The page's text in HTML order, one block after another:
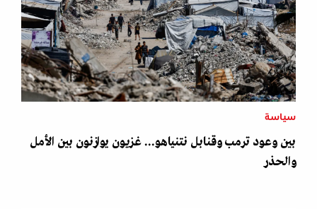
سياسة
بين وعود ترمب وقنابل نتنياهو... غزيون يوازنون بين الأمل
والحذر